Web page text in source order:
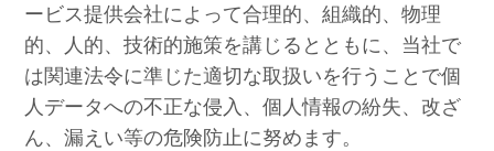
ービス提供会社によって合理的、組織的、物理
的、人的、技術的施策を講じるとともに、当社で
は関連法令に準じた適切な取扱いを行うことで個
人データへの不正な侵入、個人情報の紛失、改ざ
ん、漏えい等の危険防止に努めます。